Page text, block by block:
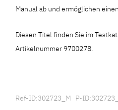
Manual ab und ermöglichen
Diesen Titel finden Sie im
Artikelnummer 9700278.
Ref-ID:302723_M P-